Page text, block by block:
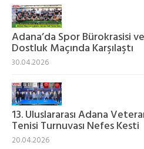
Adana’da Spor Bürokrasisi
Dostluk Maçında Karşılaştı
30.04.2026
13. Uluslararası Adana
Tenisi Turnuvası Nefes Kesti
20.04.2026